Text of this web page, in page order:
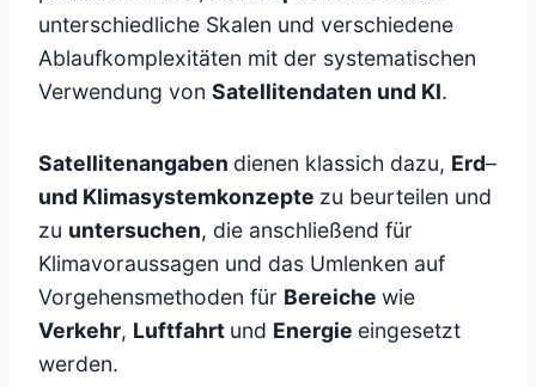
unterschiedliche Skalen und verschiedene
Ablaufkomplexitäten mit der systematischen
Verwendung von Satellitendaten und KI.
Satellitenangaben dienen klassich dazu, Erd–
und Klimasystemkonzepte zu beurteilen und
zu untersuchen, die anschließend für
Klimavoraussagen und das Umlenken auf
Vorgehensmethoden für Bereiche wie
Verkehr, Luftfahrt und Energie eingesetzt
werden.